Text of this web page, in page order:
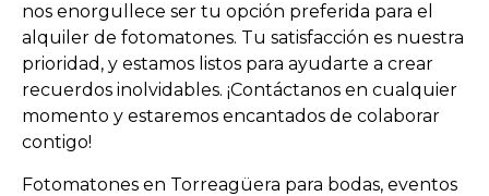
nos enorgullece ser tu opción preferida para el
alquiler de fotomatones. Tu satisfacción es nuestra
prioridad, y estamos listos para ayudarte a crear
recuerdos inolvidables. ¡Contáctanos en cualquier
momento y estaremos encantados de colaborar
contigo!
Fotomatones en Torreagüera para bodas, eventos